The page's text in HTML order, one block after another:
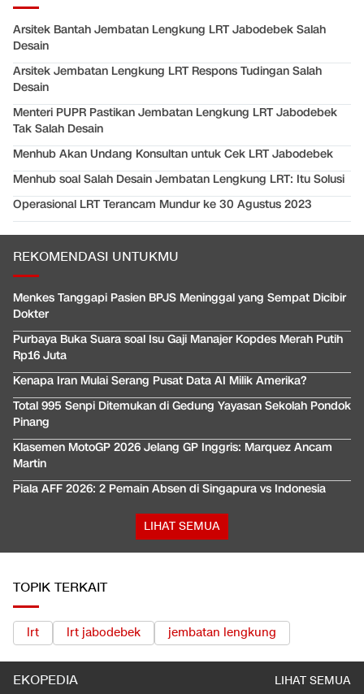
Arsitek Bantah Jembatan Lengkung LRT Jabodebek Salah
Desain
Arsitek Jembatan Lengkung LRT Respons Tudingan Salah
Desain
Menteri PUPR Pastikan Jembatan Lengkung LRT Jabodebek
Tak Salah Desain
Menhub Akan Undang Konsultan untuk Cek LRT Jabodebek
Menhub soal Salah Desain Jembatan Lengkung LRT: Itu Solusi
Operasional LRT Terancam Mundur ke 30 Agustus 2023
REKOMENDASI UNTUKMU
Menkes Tanggapi Pasien BPJS Meninggal yang Sempat Dicibir
Dokter
Purbaya Buka Suara soal Isu Gaji Manajer Kopdes Merah Putih
Rp16 Juta
Kenapa Iran Mulai Serang Pusat Data AI Milik Amerika?
Total 995 Senpi Ditemukan di Gedung Yayasan Sekolah Pondok
Pinang
Klasemen MotoGP 2026 Jelang GP Inggris: Marquez Ancam
Martin
Piala AFF 2026: 2 Pemain Absen di Singapura vs Indonesia
LIHAT SEMUA
TOPIK TERKAIT
lrt lrt jabodebek jembatan lengkung
EKOPEDIA LIHAT SEMUA